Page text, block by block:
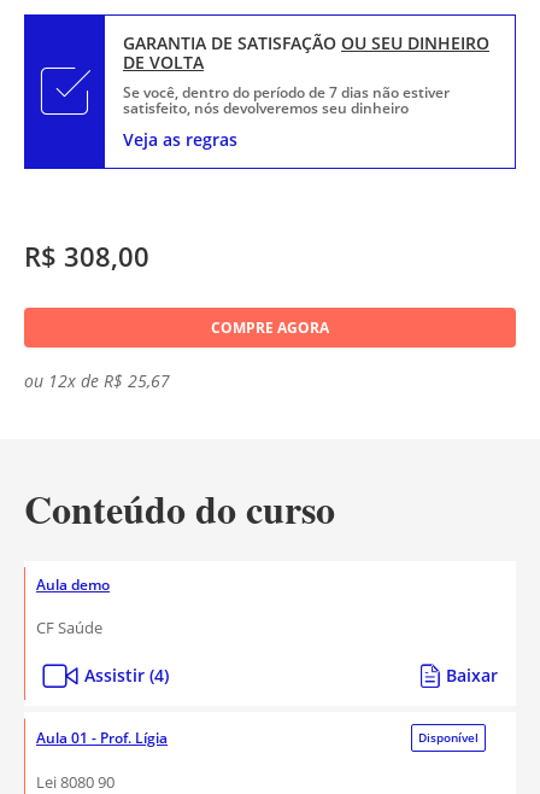
R$ 308,00
COMPRE AGORA
ou 12x de R$ 25,67
GARANTIA DE SATISFAÇÃO OU SEU DINHEIRO
DE VOLTA
Se você, dentro do período de 7 dias não estiver
satisfeito, nós devolveremos seu dinheiro
Veja as regras
Conteúdo do curso
Aula demo
CF Saúde
Assistir (4) Baixar
Aula 01 - Prof. Lígia Disponível
Lei 8080 90